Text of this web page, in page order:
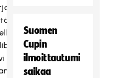
Suomen
Cupin
ilmoittautumi
saikaa